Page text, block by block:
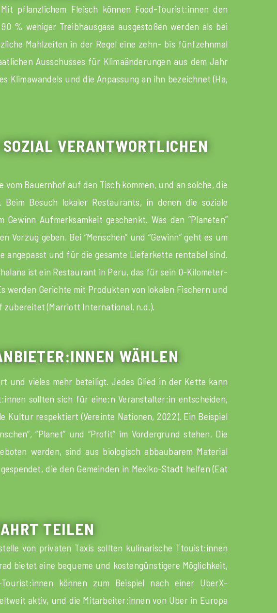
pflanzlichem Fleisch können Food-Tourist:innen den
% weniger Treibhausgase ausgestoßen werden als bei
Mahlzeiten in der Regel eine zehn- bis fünfzehnmal
Ausschusses für Klimaänderungen aus dem Jahr
Klimawandels und die Anpassung an ihn bezeichnet (Ha,
VERANTWORTLICHEN
Bauernhof auf den Tisch kommen, und an solche, die
Besuch lokaler Restaurants, in denen die soziale
Aufmerksamkeit geschenkt. Was den “Planeten”
geben. Bei “Menschen” und “Gewinn” geht es um
angepasst und für die gesamte Lieferkette rentabel sind.
ist ein Restaurant in Peru, das für sein 0-Kilometer-
werden Gerichte mit Produkten von lokalen Fischern und
zubereitet (Marriott International, n.d.).
WÄHLEN
und vieles mehr beteiligt. Jedes Glied in der Kette kann
sollten sich für eine:n Veranstalter:in entscheiden,
respektiert (Vereinte Nationen, 2022). Ein Beispiel
“Planet” und “Profit” im Vordergrund stehen. Die
werden, sind aus biologisch abbaubarem Material
die den Gemeinden in Mexiko-Stadt helfen (Eat
TEILEN
von privaten Taxis sollten kulinarische Ttouist:innen
bietet eine bequeme und kostengünstigere Möglichkeit,
können zum Beispiel nach einer UberX-
aktiv, und die Mitarbeiter:innen von Uber in Europa